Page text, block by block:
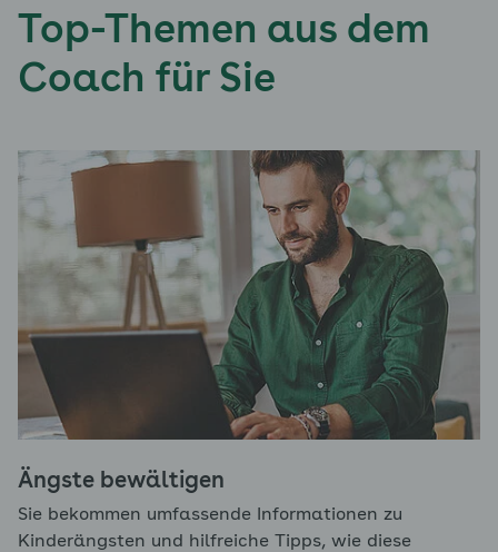
Top-Themen aus dem
Coach für Sie
Ängste bewältigen
Sie bekommen umfassende Informationen zu
Kinderängsten und hilfreiche Tipps, wie diese